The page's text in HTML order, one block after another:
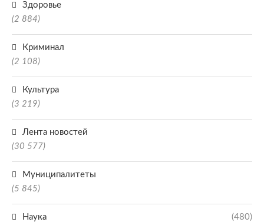
Здоровье
(2 884)
Криминал
(2 108)
Культура
(3 219)
Лента новостей
(30 577)
Муниципалитеты
(5 845)
Наука (480)